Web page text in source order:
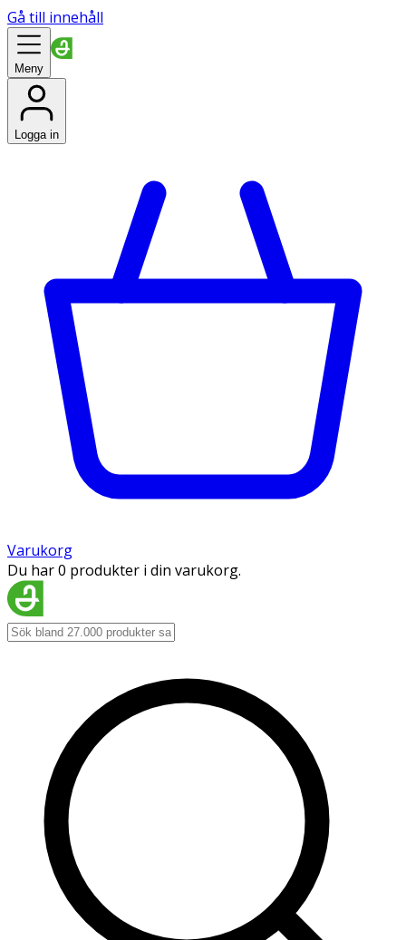
Gå till innehåll
Meny
Logga in
Varukorg
Du har 0 produkter i din varukorg.